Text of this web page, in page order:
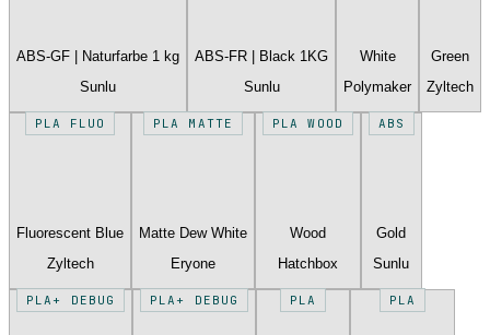
ABS-GF | Naturfarbe 1 kg
Sunlu
ABS-FR | Black 1KG
Sunlu
White
Polymaker
Green
Zyltech
PLA FLUO
Fluorescent Blue
Zyltech
PLA MATTE
Matte Dew White
Eryone
PLA WOOD
Wood
Hatchbox
ABS
Gold
Sunlu
PLA+ DEBUG PLA+ DEBUG PLA PLA